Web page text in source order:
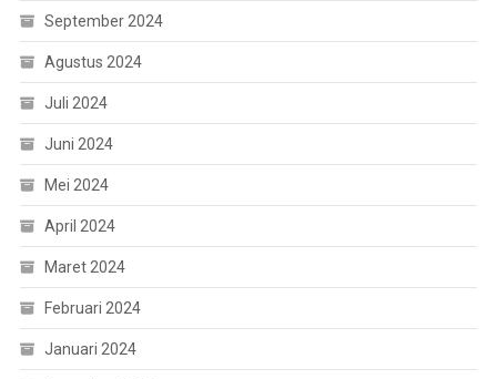
September 2024
Agustus 2024
Juli 2024
Juni 2024
Mei 2024
April 2024
Maret 2024
Februari 2024
Januari 2024